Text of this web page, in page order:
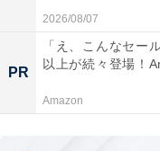
2026/08/07
PR
「え、こんなセー
以上が続々登場！
Amazon